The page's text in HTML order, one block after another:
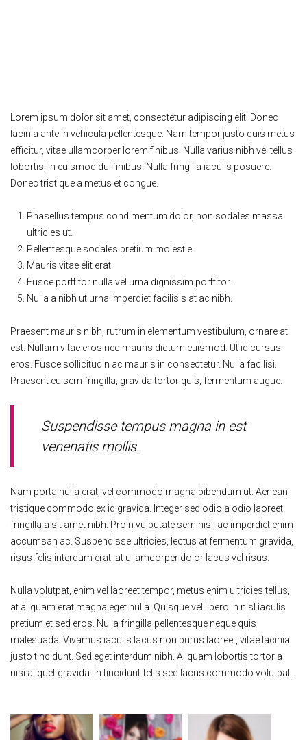
Lorem ipsum dolor sit amet, consectetur adipiscing elit. Donec
lacinia ante in vehicula pellentesque. Nam tempor justo quis metus
efficitur, vitae ullamcorper lorem finibus. Nulla varius nibh vel tellus
lobortis, in euismod dui finibus. Nulla fringilla iaculis posuere.
Donec tristique a metus et congue.
Phasellus tempus condimentum dolor, non sodales massa
ultricies ut.
Pellentesque sodales pretium molestie.
Mauris vitae elit erat.
Fusce porttitor nulla vel urna dignissim porttitor.
Nulla a nibh ut urna imperdiet facilisis at ac nibh.
Praesent mauris nibh, rutrum in elementum vestibulum, ornare at
est. Nullam vitae eros nec mauris dictum euismod. Ut id cursus
eros. Fusce sollicitudin ac mauris in consectetur. Nulla facilisi.
Praesent eu sem fringilla, gravida tortor quis, fermentum augue.
Suspendisse tempus magna in est
venenatis mollis.
Nam porta nulla erat, vel commodo magna bibendum ut. Aenean
tristique commodo ex id gravida. Integer sed odio a odio laoreet
fringilla a sit amet nibh. Proin vulputate sem nisl, ac imperdiet enim
accumsan ac. Suspendisse ultricies, lectus at fermentum gravida,
risus felis interdum erat, at ullamcorper dolor lacus vel risus.
Nulla volutpat, enim vel laoreet tempor, metus enim ultricies tellus,
at aliquam erat magna eget nulla. Quisque vel libero in nisl iaculis
pretium et sed eros. Nulla fringilla pellentesque neque quis
malesuada. Vivamus iaculis lacus non purus laoreet, vitae lacinia
justo tincidunt. Sed eget interdum nibh. Aliquam lobortis tortor a
nisi aliquet gravida. In tincidunt felis sed lacus commodo volutpat.